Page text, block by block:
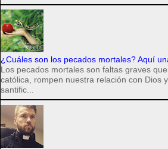
¿Cuáles son los pecados mortales? Aquí
Los pecados mortales son faltas graves
católica, rompen nuestra relación con Dios
santific...